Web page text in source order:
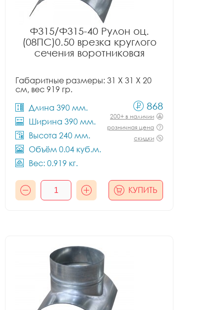
Ф315/Ф315-40 Рулон оц.
(08ПС)0.50 врезка круглого
сечения воротниковая
Габаритные размеры: 31 X 31 X 20
см, вес 919 гр.
Длина 390 мм.
Ширина 390 мм.
Высота 240 мм.
Объём 0.04 куб.м.
Вес: 0.919 кг.
868
200+ в наличии
розничная цена
скидки
КУПИТЬ